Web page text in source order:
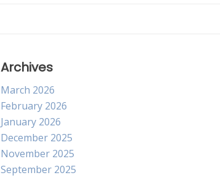
Archives
March 2026
February 2026
January 2026
December 2025
November 2025
September 2025